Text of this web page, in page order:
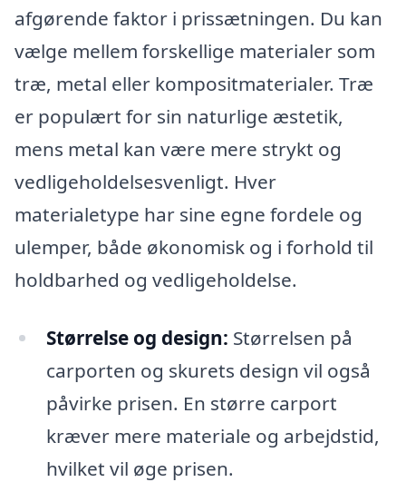
afgørende faktor i prissætningen. Du kan
vælge mellem forskellige materialer som
træ, metal eller kompositmaterialer. Træ
er populært for sin naturlige æstetik,
mens metal kan være mere strykt og
vedligeholdelsesvenligt. Hver
materialetype har sine egne fordele og
ulemper, både økonomisk og i forhold til
holdbarhed og vedligeholdelse.
Størrelse og design: Størrelsen på
carporten og skurets design vil også
påvirke prisen. En større carport
kræver mere materiale og arbejdstid,
hvilket vil øge prisen.